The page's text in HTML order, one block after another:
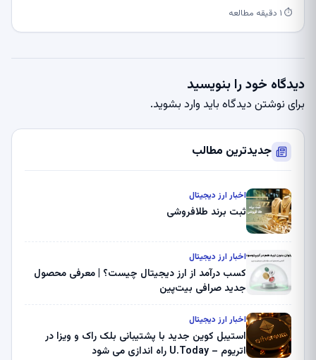
⏱ ۱ دقیقه مطالعه
دیدگاه خود را بنویسید
برای نوشتن دیدگاه باید وارد بشوید.
جدیدترین مطالب
اخبار ارز دیجیتال
ثبت برند طلافروشی
اخبار ارز دیجیتال
کسب درآمد از ارز دیجیتال چیست؟ | معرفی محصول
جدید صرافی بیت‌پین
اخبار ارز دیجیتال
استیبل کوین جدید با پشتیبانی بلک راک و ویزا در
اتریوم – U.Today راه اندازی می شود